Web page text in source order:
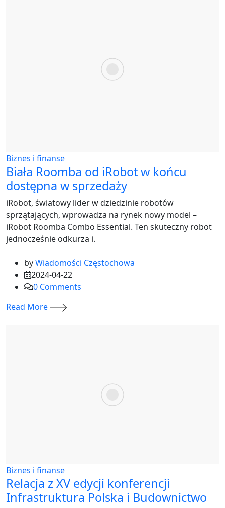
Biznes i finanse
Biała Roomba od iRobot w końcu
dostępna w sprzedaży
iRobot, światowy lider w dziedzinie robotów
sprzątających, wprowadza na rynek nowy model –
iRobot Roomba Combo Essential. Ten skuteczny robot
jednocześnie odkurza i.
byWiadomości Częstochowa
2024-04-22
0 Comments
Read More
Biznes i finanse
Relacja z XV edycji konferencji
Infrastruktura Polska i Budownictwo